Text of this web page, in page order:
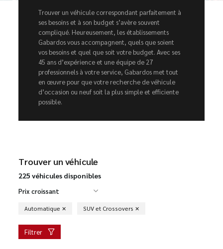
Trouver un véhicule correspondant parfaitement à
ses besoins et à son budget s’avère souvent
compliqué. Heureusement, les établissements
Gabardos vous accompagnent, quels que soient
vos besoins et quel que soit votre budget. Avec ses
45 ans d’expérience et une équipe de 27
professionnels à votre service, Gabardos met tout
en œuvre pour que votre recherche de véhicule
d’occasion ou neuf soit la plus simple et efficiente
possible.
Trouver un véhicule
225 véhicules disponibles
Prix croissant
Automatique SUV et Crossovers
Filtrer